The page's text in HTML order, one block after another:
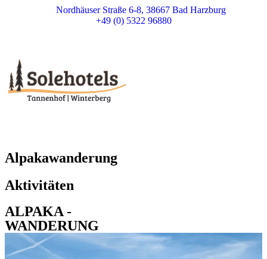
Nordhäuser Straße 6-8, 38667 Bad Harzburg
+49 (0) 5322 96880
Alpakawanderung
Aktivitäten
ALPAKA -
WANDERUNG